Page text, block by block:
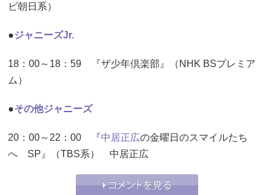
ビ朝日系）
●ジャニーズJr.
18：00～18：59 『ザ少年倶楽部』（NHK BSプレミア
ム）
●その他ジャニーズ
20：00～22：00 『中居正広の金曜日のスマイルたち
へ SP』（TBS系） 中居正広